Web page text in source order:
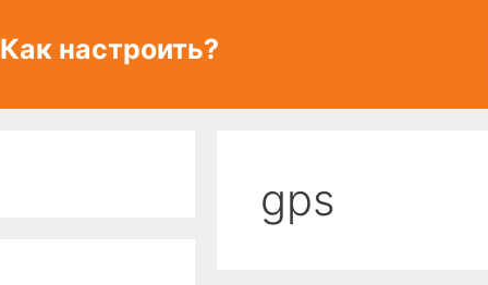
Как настроить?
gps